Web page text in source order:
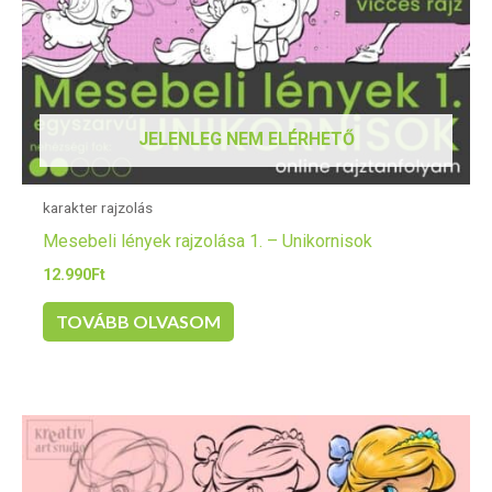
JELENLEG NEM ELÉRHETŐ
karakter rajzolás
Mesebeli lények rajzolása 1. – Unikornisok
12.990Ft
TOVÁBB OLVASOM